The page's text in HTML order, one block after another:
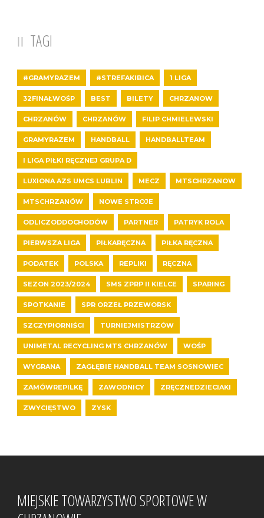
TAGI
#GRAMYRAZEM #STREFAKIBICA 1 LIGA
32FINAŁWOŚP BEST BILETY CHRZANOW
CHRZANÓW CHRZANÓW FILIP CHMIELEWSKI
GRAMYRAZEM HANDBALL HANDBALLTEAM
I LIGA PIŁKI RĘCZNEJ GRUPA D
LUXIONA AZS UMCS LUBLIN MECZ MTSCHRZANOW
MTSCHRZANÓW NOWE STROJE
ODLICZODDOCHODÓW PARTNER PATRYK ROLA
PIERWSZA LIGA PIŁKARĘCZNA PIŁKA RĘCZNA
PODATEK POLSKA REPLIKI RĘCZNA
SEZON 2023/2024 SMS ZPRP II KIELCE SPARING
SPOTKANIE SPR ORZEŁ PRZEWORSK
SZCZYPIORNIŚCI TURNIEJMISTRZÓW
UNIMETAL RECYCLING MTS CHRZANÓW WOŚP
WYGRANA ZAGŁĘBIE HANDBALL TEAM SOSNOWIEC
ZAMÓWREPILKĘ ZAWODNICY ZRĘCZNEDZIECIAKI
ZWYCIĘSTWO ZYSK
MIEJSKIE TOWARZYSTWO SPORTOWE W